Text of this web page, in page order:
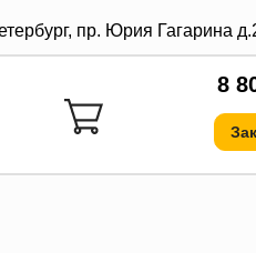
пр. Юрия Гагарина
8